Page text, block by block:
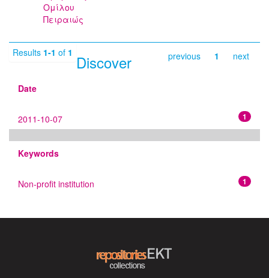
Ομίλου
Πειραιώς
Results 1-1 of 1 previous 1 next
Discover
Date
1
2011-10-07
Keywords
1
Non-profit institution